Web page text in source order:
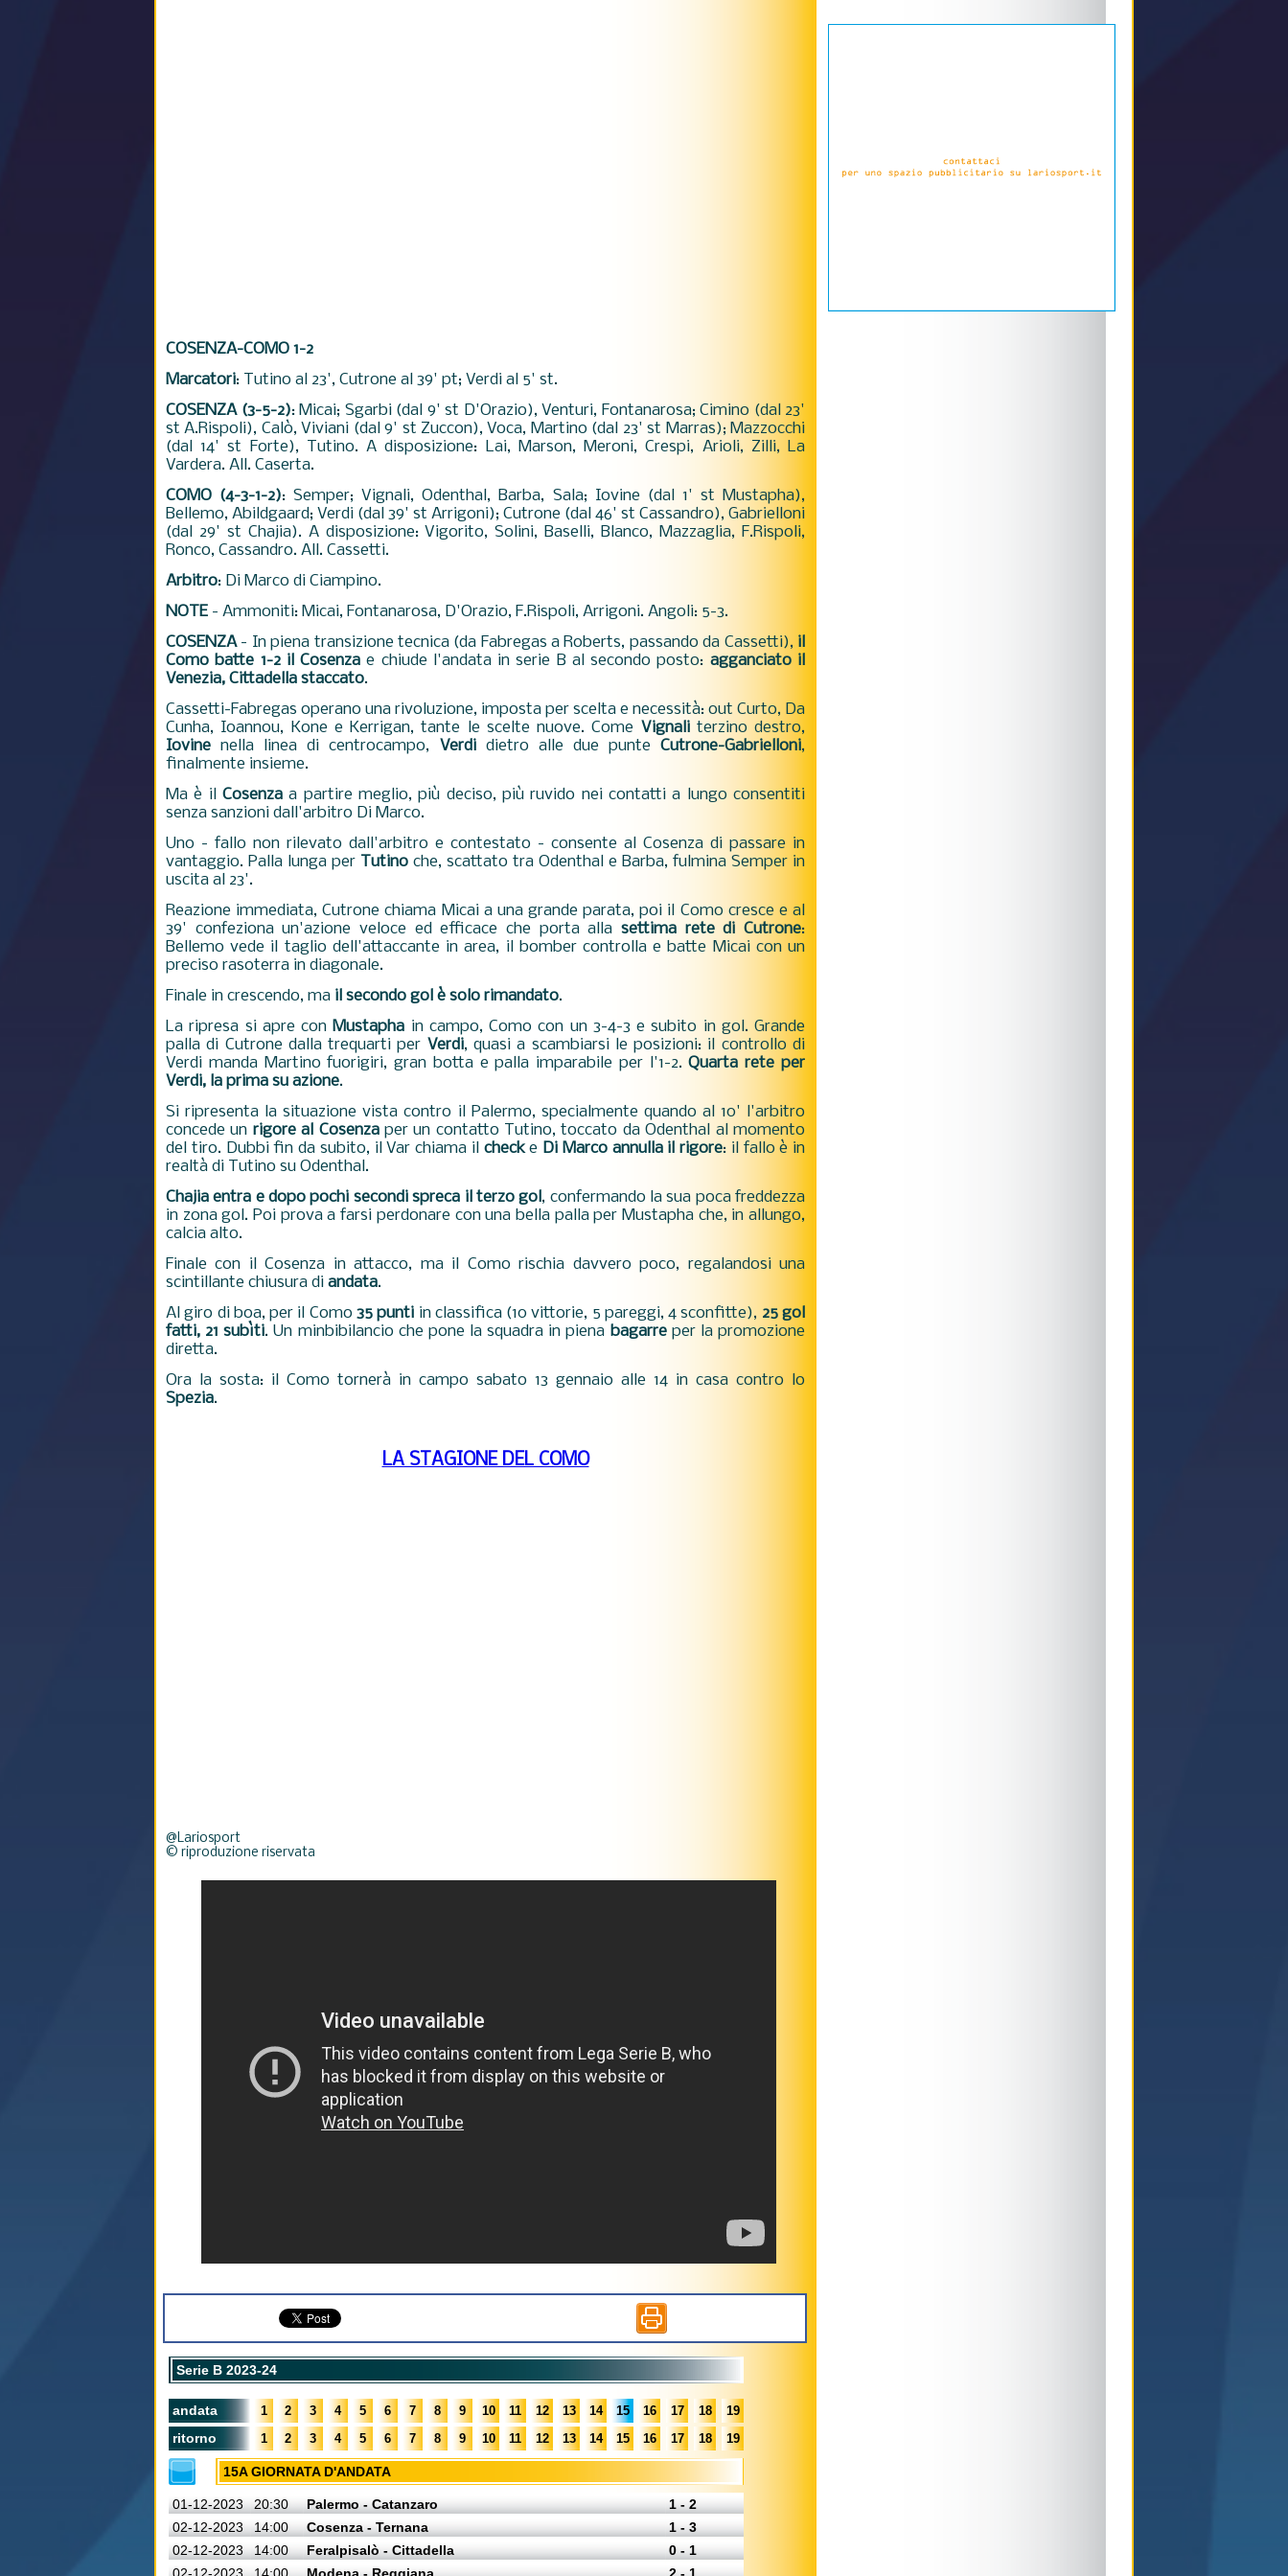
COSENZA-COMO 1-2
Marcatori: Tutino al 23', Cutrone al 39' pt; Verdi al 5' st.
COSENZA (3-5-2): Micai; Sgarbi (dal 9' st D'Orazio), Venturi, Fontanarosa; Cimino (dal 23'
st A.Rispoli), Calò, Viviani (dal 9' st Zuccon), Voca, Martino (dal 23' st Marras); Mazzocchi
(dal 14' st Forte), Tutino. A disposizione: Lai, Marson, Meroni, Crespi, Arioli, Zilli, La
Vardera. All. Caserta.
COMO (4-3-1-2): Semper; Vignali, Odenthal, Barba, Sala; Iovine (dal 1' st Mustapha),
Bellemo, Abildgaard; Verdi (dal 39' st Arrigoni); Cutrone (dal 46' st Cassandro), Gabrielloni
(dal 29' st Chajia). A disposizione: Vigorito, Solini, Baselli, Blanco, Mazzaglia, F.Rispoli,
Ronco, Cassandro. All. Cassetti.
Arbitro: Di Marco di Ciampino.
NOTE - Ammoniti: Micai, Fontanarosa, D'Orazio, F.Rispoli, Arrigoni. Angoli: 5-3.
COSENZA- In piena transizione tecnica (da Fabregas a Roberts, passando da Cassetti), il
Como batte 1-2 il Cosenza e chiude l'andata in serie B al secondo posto: agganciato il
Venezia, Cittadella staccato.
Cassetti-Fabregas operano una rivoluzione, imposta per scelta e necessità: out Curto, Da
Cunha, Ioannou, Kone e Kerrigan, tante le scelte nuove. Come Vignaliterzino destro,
Iovine nella linea di centrocampo, Verdidietro alle due punte Cutrone-Gabrielloni,
finalmente insieme.
Ma è il Cosenza a partire meglio, più deciso, più ruvido nei contatti a lungo consentiti
senza sanzioni dall'arbitro Di Marco.
Uno - fallo non rilevato dall'arbitro e contestato - consente al Cosenza di passare in
vantaggio. Palla lunga per Tutino che, scattato tra Odenthal e Barba, fulmina Semper in
uscita al 23'.
Reazione immediata, Cutrone chiama Micai a una grande parata, poi il Como cresce e al
39' confeziona un'azione veloce ed efficace che porta alla settima rete di Cutrone:
Bellemo vede il taglio dell'attaccante in area, il bomber controlla e batte Micai con un
preciso rasoterra in diagonale.
Finale in crescendo, ma il secondo gol è solo rimandato.
La ripresa si apre conMustapha in campo, Como con un 3-4-3 e subito in gol. Grande
palla di Cutrone dalla trequarti per Verdi, quasi a scambiarsi le posizioni: il controllo di
Verdi manda Martino fuorigiri, gran botta e palla imparabile per l'1-2.Quarta rete per
Verdi, la prima su azione.
Si ripresenta la situazione vista contro il Palermo, specialmente quando al 10' l'arbitro
concede un rigore al Cosenzaper un contatto Tutino, toccato da Odenthal al momento
del tiro. Dubbi fin da subito, il Var chiama il checke Di Marco annulla il rigore: il fallo è in
realtà di Tutino su Odenthal.
Chajia entra e dopo pochi secondi spreca il terzo gol, confermando la sua poca freddezza
in zona gol. Poi prova a farsi perdonare con una bella palla per Mustapha che, in allungo,
calcia alto.
Finale con il Cosenza in attacco, ma il Como rischia davvero poco, regalandosi una
scintillante chiusura di andata.
Al giro di boa, per il Como 35 punti in classifica (10 vittorie, 5 pareggi, 4 sconfitte), 25 gol
fatti, 21 subìti. Un minbibilancio che pone la squadra in piena bagarreper la promozione
diretta.
Ora la sosta: il Como tornerà in campo sabato 13 gennaio alle 14 in casa contro lo
Spezia.
LA STAGIONE DEL COMO
@Lariosport
© riproduzione riservata
Serie B 2023-24
andata 1 2 3 4 5 6 7 8 9 10 11 12 13 14 15 16 17 18 19
ritorno 1 2 3 4 5 6 7 8 9 10 11 12 13 14 15 16 17 18 19
15A GIORNATA D'ANDATA
01-12-2023 20:30 Palermo - Catanzaro
1 - 2
02-12-2023
14:00 Cosenza - Ternana
1 - 3
02-12-2023
14:00 Feralpisalò - Cittadella
0 - 1